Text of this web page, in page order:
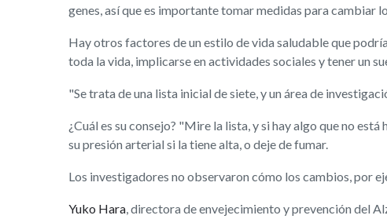
genes, así que es importante tomar medidas para cambiar
Hay otros factores de un estilo de vida saludable que
toda la vida, implicarse en actividades sociales y tener un
"Se trata de una lista inicial de siete, y un área de
¿Cuál es su consejo? "Mire la lista, y si hay algo que no
su presión arterial si la tiene alta, o deje de fumar.
Los investigadores no observaron cómo los cambios, por
Yuko Hara, directora de envejecimiento y prevención del